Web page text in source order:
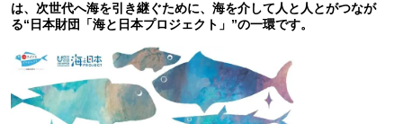
は、次世代へ海を引き継ぐために、海を介して人と人とがつなが
る“日本財団「海と日本プロジェクト」”の一環です。